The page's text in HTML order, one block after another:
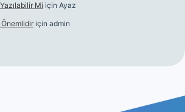
Mi için Ayaz
için admin